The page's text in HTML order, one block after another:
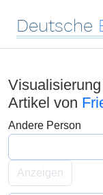
Deutsche
Artikel von
Andere Person
Anzeigen